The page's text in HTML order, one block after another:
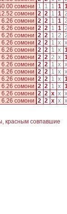
сомони 1 1 1 1
сомони 2 2 1 1
6.26 сомони 2 2 1 1
6.26 сомони 2 2 1 1
6.26 сомони 2 2 1 2
6.26 сомони 2 2 1 x x
6.26 сомони 2 2 1 x
6.26 сомони 2 2 2 x
6.26 сомони 2 2 1 x x
6.26 сомони 2 2 1 x x
6.26 сомони 2 2 1 x
6.26 сомони 2 2 1 x
6.26 сомони 2 2 x x x
6.26 сомони 2 2 x x x
красным совпавшие